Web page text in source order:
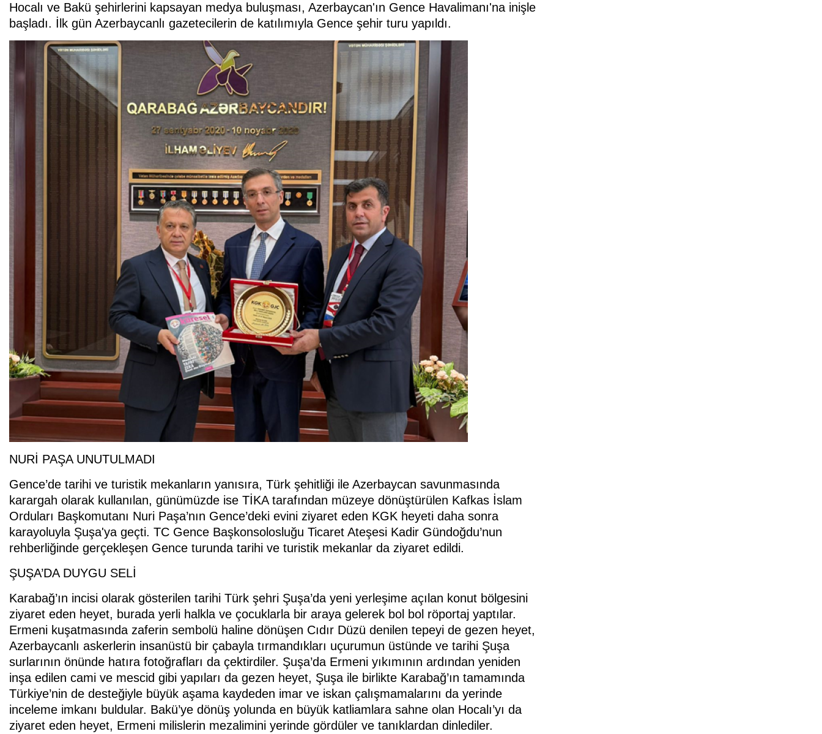
Hocalı ve Bakü şehirlerini kapsayan medya buluşması, Azerbaycan'ın Gence Havalimanı'na inişle
başladı. İlk gün Azerbaycanlı gazetecilerin de katılımıyla Gence şehir turu yapıldı.
NURİ PAŞA UNUTULMADI
Gence’de tarihi ve turistik mekanların yanısıra, Türk şehitliği ile Azerbaycan savunmasında
karargah olarak kullanılan, günümüzde ise TİKA tarafından müzeye dönüştürülen Kafkas İslam
Orduları Başkomutanı Nuri Paşa’nın Gence’deki evini ziyaret eden KGK heyeti daha sonra
karayoluyla Şuşa'ya geçti. TC Gence Başkonsolosluğu Ticaret Ateşesi Kadir Gündoğdu’nun
rehberliğinde gerçekleşen Gence turunda tarihi ve turistik mekanlar da ziyaret edildi.
ŞUŞA’DA DUYGU SELİ
Karabağ’ın incisi olarak gösterilen tarihi Türk şehri Şuşa’da yeni yerleşime açılan konut bölgesini
ziyaret eden heyet, burada yerli halkla ve çocuklarla bir araya gelerek bol bol röportaj yaptılar.
Ermeni kuşatmasında zaferin sembolü haline dönüşen Cıdır Düzü denilen tepeyi de gezen heyet,
Azerbaycanlı askerlerin insanüstü bir çabayla tırmandıkları uçurumun üstünde ve tarihi Şuşa
surlarının önünde hatıra fotoğrafları da çektirdiler. Şuşa’da Ermeni yıkımının ardından yeniden
inşa edilen cami ve mescid gibi yapıları da gezen heyet, Şuşa ile birlikte Karabağ’ın tamamında
Türkiye’nin de desteğiyle büyük aşama kaydeden imar ve iskan çalışmamalarını da yerinde
inceleme imkanı buldular. Bakü’ye dönüş yolunda en büyük katliamlara sahne olan Hocalı’yı da
ziyaret eden heyet, Ermeni milislerin mezalimini yerinde gördüler ve tanıklardan dinlediler.